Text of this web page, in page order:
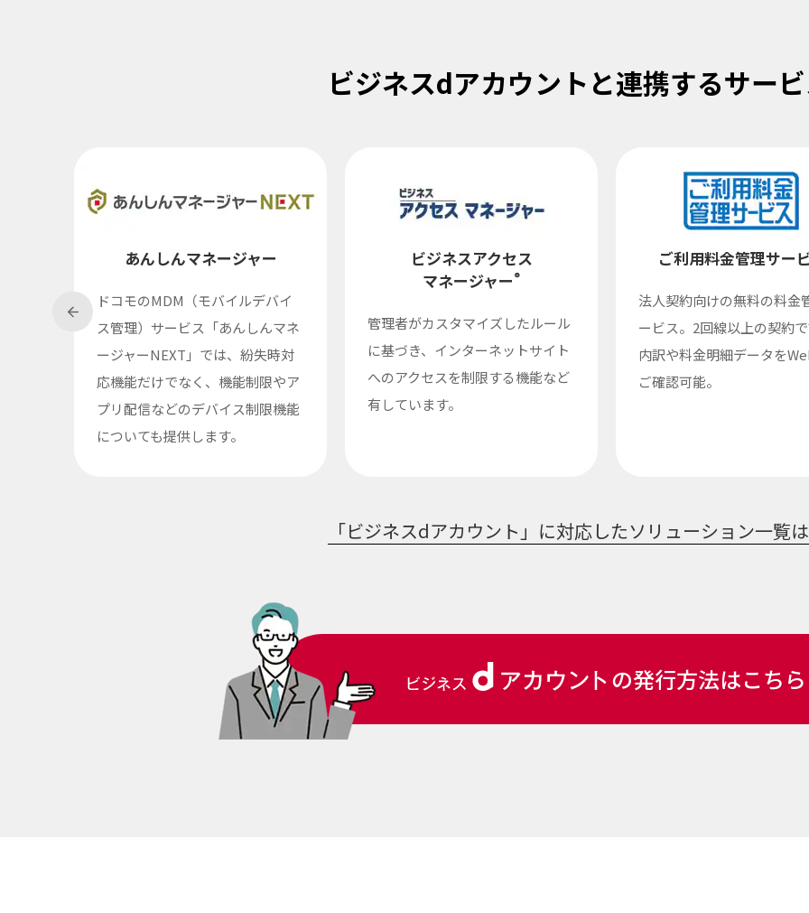
ビジネスdアカウントと連携するサー
あんしんマネージャー
ドコモのMDM（モバイルデバイ
ス管理）サービス「あんしんマネ
ージャーNEXT」では、紛失時対
応機能だけでなく、機能制限やア
プリ配信などのデバイス制限機能
についても提供します。
ビジネスアクセス
マネージャー ®
管理者がカスタマイズしたルール
に基づき、インターネットサイト
へのアクセスを制限する機能など
有しています。
ご利用料金管理サー
法人契約向けの無料の料金
ービス。2回線以上の契約
内訳や料金明細データを
ご確認可能。
「ビジネスdアカウント」に対応したソリューション一覧
の発行方法はこちら